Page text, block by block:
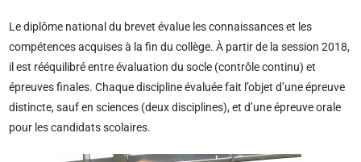
Le diplôme national du brevet évalue les connaissances et les
compétences acquises à la fin du collège. À partir de la session 2018,
il est rééquilibré entre évaluation du socle (contrôle continu) et
épreuves finales. Chaque discipline évaluée fait l’objet d’une épreuve
distincte, sauf en sciences (deux disciplines), et d’une épreuve orale
pour les candidats scolaires.